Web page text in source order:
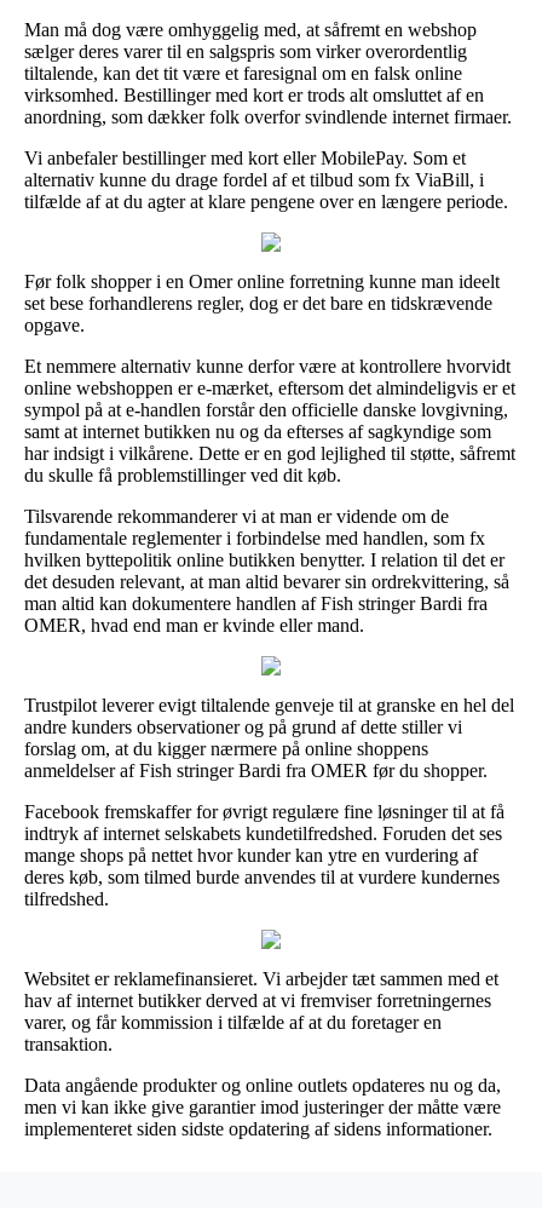
Man må dog være omhyggelig med, at såfremt en webshop
sælger deres varer til en salgspris som virker overordentlig
tiltalende, kan det tit være et faresignal om en falsk online
virksomhed. Bestillinger med kort er trods alt omsluttet af en
anordning, som dækker folk overfor svindlende internet firmaer.
Vi anbefaler bestillinger med kort eller MobilePay. Som et
alternativ kunne du drage fordel af et tilbud som fx ViaBill, i
tilfælde af at du agter at klare pengene over en længere periode.
Før folk shopper i en Omer online forretning kunne man ideelt
set bese forhandlerens regler, dog er det bare en tidskrævende
opgave.
Et nemmere alternativ kunne derfor være at kontrollere hvorvidt
online webshoppen er e-mærket, eftersom det almindeligvis er et
sympol på at e-handlen forstår den officielle danske lovgivning,
samt at internet butikken nu og da efterses af sagkyndige som
har indsigt i vilkårene. Dette er en god lejlighed til støtte, såfremt
du skulle få problemstillinger ved dit køb.
Tilsvarende rekommanderer vi at man er vidende om de
fundamentale reglementer i forbindelse med handlen, som fx
hvilken byttepolitik online butikken benytter. I relation til det er
det desuden relevant, at man altid bevarer sin ordrekvittering, så
man altid kan dokumentere handlen af Fish stringer Bardi fra
OMER, hvad end man er kvinde eller mand.
Trustpilot leverer evigt tiltalende genveje til at granske en hel del
andre kunders observationer og på grund af dette stiller vi
forslag om, at du kigger nærmere på online shoppens
anmeldelser af Fish stringer Bardi fra OMER før du shopper.
Facebook fremskaffer for øvrigt regulære fine løsninger til at få
indtryk af internet selskabets kundetilfredshed. Foruden det ses
mange shops på nettet hvor kunder kan ytre en vurdering af
deres køb, som tilmed burde anvendes til at vurdere kundernes
tilfredshed.
Websitet er reklamefinansieret. Vi arbejder tæt sammen med et
hav af internet butikker derved at vi fremviser forretningernes
varer, og får kommission i tilfælde af at du foretager en
transaktion.
Data angående produkter og online outlets opdateres nu og da,
men vi kan ikke give garantier imod justeringer der måtte være
implementeret siden sidste opdatering af sidens informationer.